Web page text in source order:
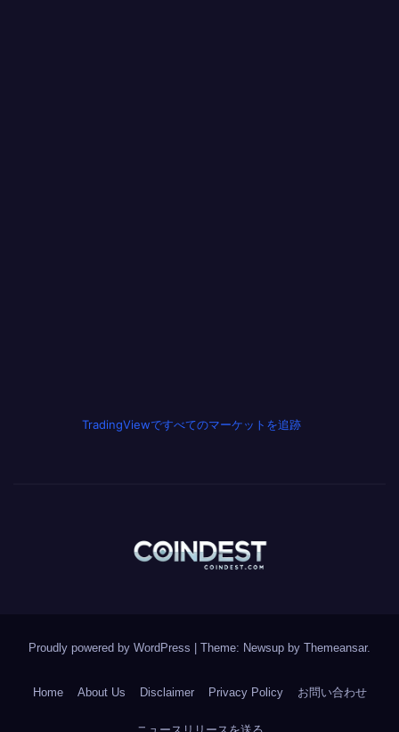
TradingViewですべてのマーケットを追跡
Proudly powered by WordPress | Theme: Newsup by Themeansar.
Home About Us Disclaimer Privacy Policy お問い合わせ